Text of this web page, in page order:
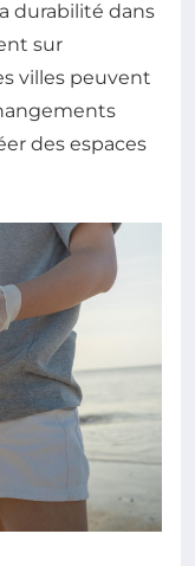
durabilité dans
sur
villes peuvent
des espaces